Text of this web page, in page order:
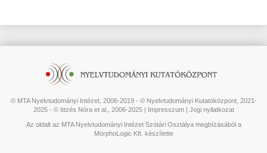
© MTA Nyelvtudományi Intézet, 2006-2019 - © Nyelvtudományi Kutatóközpont, 2021-
2025 - © Ittzés Nóra et al., 2006-2025 | Impresszum| Jogi nyilatkozat
Az oldalt az MTA Nyelvtudományi Intézet Szótári Osztálya megbízásából a
MorphoLogic Kft. készítette